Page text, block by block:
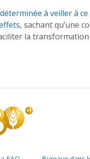
déterminée à veiller à
, sachant qu’une
la